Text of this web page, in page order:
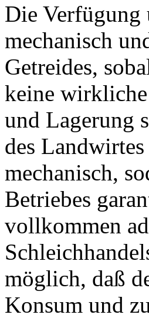
Die Verfügung
mechanisch
Getreides,
keine
und Lagerung
des
mechanisch,
Betriebes
vollkommen
möglich, daß
Konsum und